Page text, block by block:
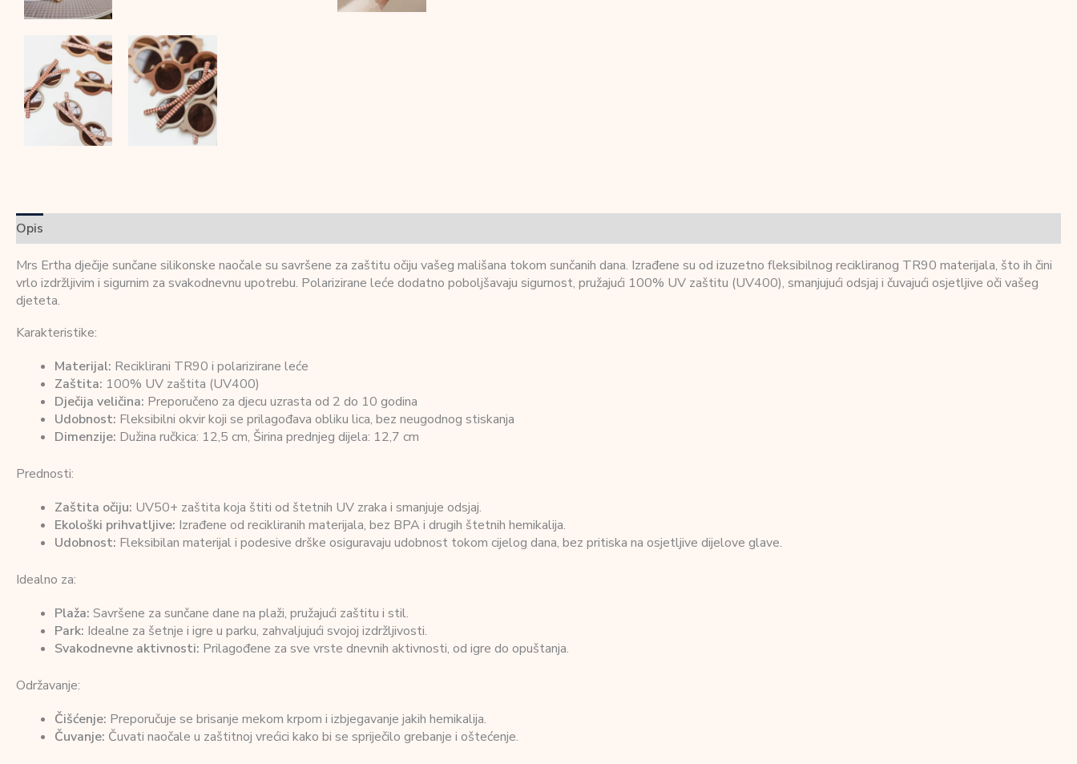
Opis
Mrs Ertha dječije sunčane silikonske naočale su savršene za zaštitu očiju vašeg mališana tokom sunčanih dana. Izrađene su od izuzetno fleksibilnog recikliranog TR90 materijala, što ih čini
vrlo izdržljivim i sigurnim za svakodnevnu upotrebu. Polarizirane leće dodatno poboljšavaju sigurnost, pružajući 100% UV zaštitu (UV400), smanjujući odsjaj i čuvajući osjetljive oči vašeg
djeteta.
Karakteristike:
Materijal: Reciklirani TR90 i polarizirane leće
Zaštita: 100% UV zaštita (UV400)
Dječija veličina: Preporučeno za djecu uzrasta od 2 do 10 godina
Udobnost: Fleksibilni okvir koji se prilagođava obliku lica, bez neugodnog stiskanja
Dimenzije: Dužina ručkica: 12,5 cm, Širina prednjeg dijela: 12,7 cm
Prednosti:
Zaštita očiju: UV50+ zaštita koja štiti od štetnih UV zraka i smanjuje odsjaj.
Ekološki prihvatljive: Izrađene od recikliranih materijala, bez BPA i drugih štetnih hemikalija.
Udobnost: Fleksibilan materijal i podesive drške osiguravaju udobnost tokom cijelog dana, bez pritiska na osjetljive dijelove glave.
Idealno za:
Plaža: Savršene za sunčane dane na plaži, pružajući zaštitu i stil.
Park: Idealne za šetnje i igre u parku, zahvaljujući svojoj izdržljivosti.
Svakodnevne aktivnosti: Prilagođene za sve vrste dnevnih aktivnosti, od igre do opuštanja.
Održavanje:
Čišćenje: Preporučuje se brisanje mekom krpom i izbjegavanje jakih hemikalija.
Čuvanje: Čuvati naočale u zaštitnoj vrećici kako bi se spriječilo grebanje i oštećenje.